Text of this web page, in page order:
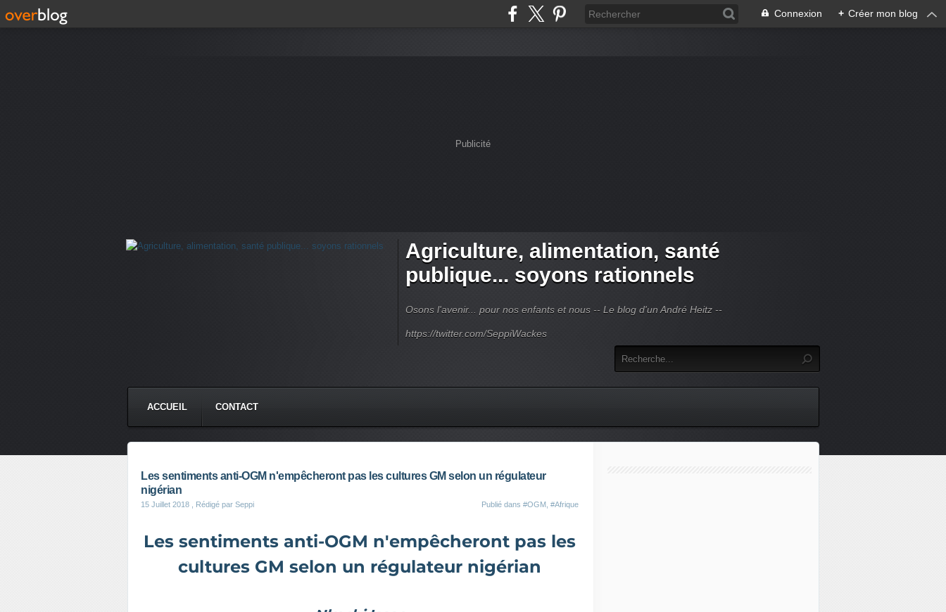
Connexion + Créer mon blog
Publicité
Agriculture, alimentation, santé
publique... soyons rationnels
Osons l'avenir... pour nos enfants et nous -- Le blog d'un André Heitz --
https://twitter.com/SeppiWackes
ACCUEIL CONTACT
Les sentiments anti-OGM n'empêcheront pas les cultures GM selon un régulateur
nigérian
15 Juillet 2018 , Rédigé par Seppi Publié dans #OGM #Afrique
Les sentiments anti-OGM n'empêcheront pas les
cultures GM selon un régulateur nigérian